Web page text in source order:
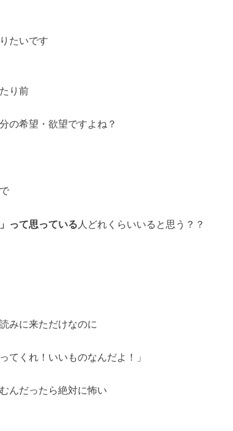
たいです
り前
の希望・欲望ですよね？
って思っている 人どれくらいいると思う？？
みに来ただけなのに
てくれ！いいものなんだよ！」
んだったら絶対に怖い